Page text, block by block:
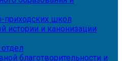
приходских школ
истории и канонизации
благотворительности и